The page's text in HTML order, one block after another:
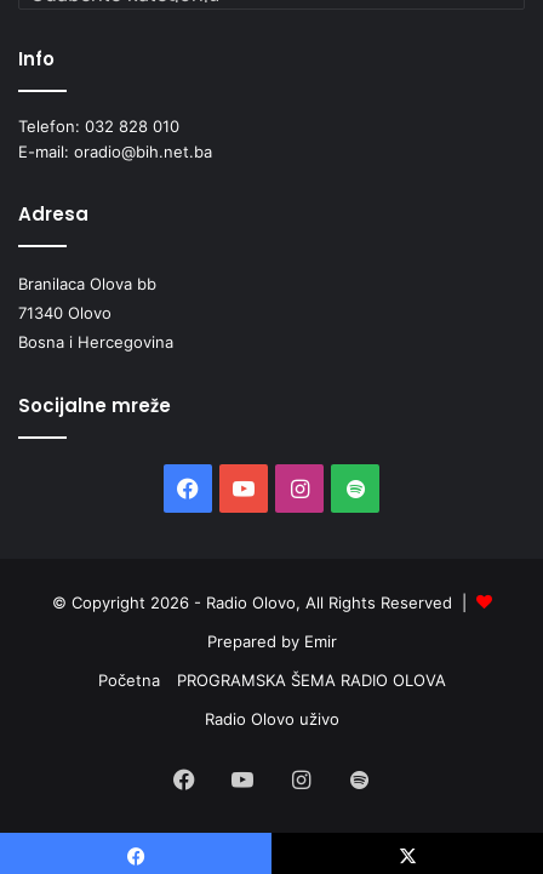
Info
Telefon: 032 828 010
E-mail: oradio@bih.net.ba
Adresa
Branilaca Olova bb
71340 Olovo
Bosna i Hercegovina
Socijalne mreže
Facebook
YouTubeInstagram
Spotify
© Copyright 2026 - Radio Olovo, All Rights Reserved |
Prepared by Emir
Početna
PROGRAMSKA ŠEMA RADIO OLOVA
Radio Olovo uživo
Facebook
YouTubeInstagram
Spotify